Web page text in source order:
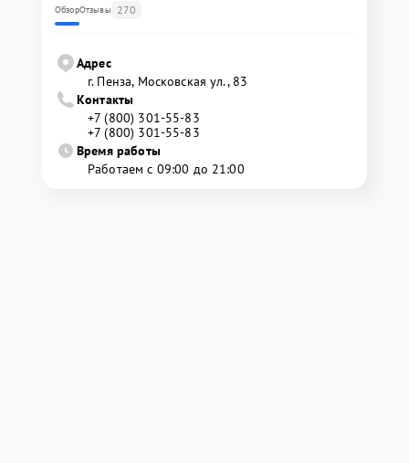
ОбзорОтзывы 270
Адрес
г. Пенза, Московская ул., 83
Контакты
+7 (800) 301-55-83
+7 (800) 301-55-83
Время работы
Работаем с 09:00 до 21:00